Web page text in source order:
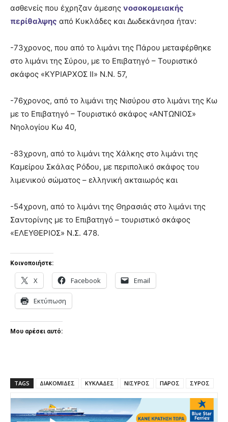
ασθενείς που έχρηζαν άμεσης νοσοκομειακής
περίθαλψης από Κυκλάδες και Δωδεκάνησα ήταν:
-73χρονος, που από το λιμάνι της Πάρου μεταφέρθηκε
στο λιμάνι της Σύρου, με το Επιβατηγό – Τουριστικό
σκάφος «ΚΥΡΙΑΡΧΟΣ ΙΙ» Ν.Ν. 57,
-76χρονος, από το λιμάνι της Νισύρου στο λιμάνι της Κω
με το Επιβατηγό – Τουριστικό σκάφος «ΑΝΤΩΝΙΟΣ»
Νηολογίου Κω 40,
-83χρονη, από το λιμάνι της Χάλκης στο λιμάνι της
Καμείρου Σκάλας Ρόδου, με περιπολικό σκάφος του
λιμενικού σώματος – ελληνική ακταιωρός και
-54χρονη, από το λιμάνι της Θηρασιάς στο λιμάνι της
Σαντορίνης με το Επιβατηγό – τουριστικό σκάφος
«ΕΛΕΥΘΕΡΙΟΣ» Ν.Σ. 478.
Κοινοποιήστε:
X Facebook Email
Εκτύπωση
Μου αρέσει αυτό:
TAGS ΔΙΑΚΟΜΙΔΕΣ ΚΥΚΛΑΔΕΣ ΝΙΣΥΡΟΣ ΠΑΡΟΣ ΣΥΡΟΣ